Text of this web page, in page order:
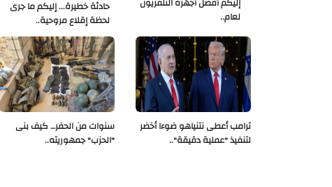
حادثة خطيرة... إليكم ما جرى
لحظة إقلاع مروحية..
إليكم أفضل أجهزة التلفزيون
لعام..
سنوات من الحفر… كيف بنى
"الحزب" جمهوريته..
ترامب أعطى نتنياهو ضوءا أخضر
لتنفيذ "عملية دقيقة"..